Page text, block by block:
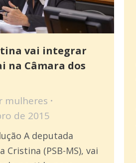
vai integrar
na Câmara dos
mulheres
de 2015
A deputada
Cristina (PSB-MS), vai